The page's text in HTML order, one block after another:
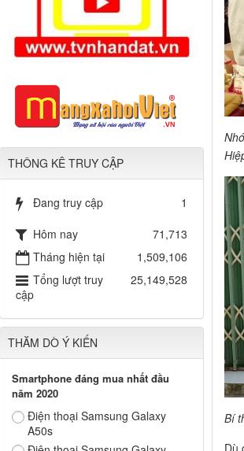
Bí
THÔNG KÊ TRUY CẬP
Đang truy cập
1
Hôm nay
71,713
Tháng hiện tại
1,509,106
Tổng lượt truy
cập
25,149,528
THĂM DÒ Ý KIẾN
Smartphone đáng mua nhất đầu
năm 2020
Điện thoại Samsung Galaxy
A50s